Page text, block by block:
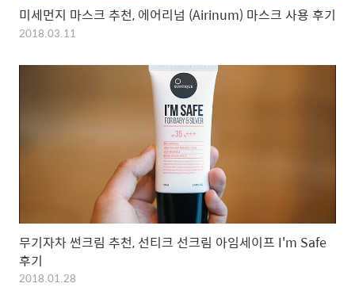
미세먼지 마스크 추천, 에어리넘 (Airinum) 마스크 사용 후기
2018.03.11
무기자차 썬크림 추천, 선티크 선크림 아임세이프 I'm Safe
후기
2018.01.28